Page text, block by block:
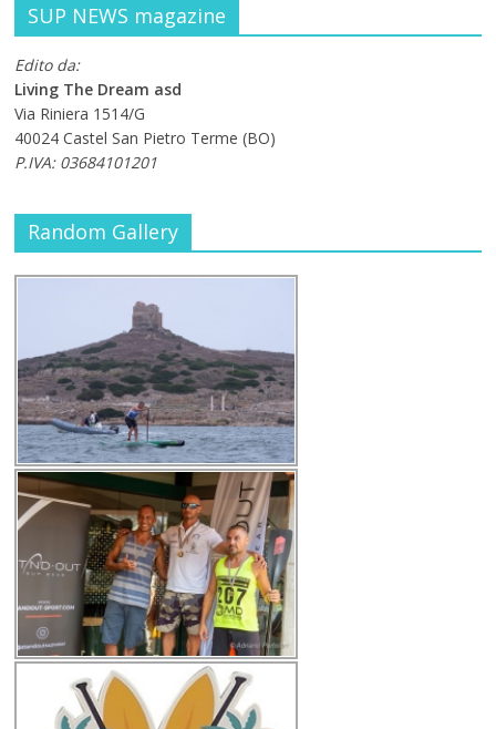
SUP NEWS magazine
Edito da:
Living The Dream asd
Via Riniera 1514/G
40024 Castel San Pietro Terme (BO)
P.IVA: 03684101201
Random Gallery